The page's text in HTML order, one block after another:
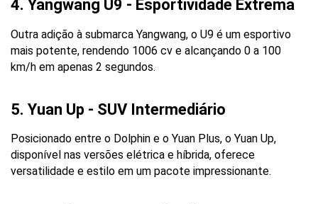
4. Yangwang U9 - Esportividade Extrema
Outra adição à submarca Yangwang, o U9 é um esportivo
mais potente, rendendo 1006 cv e alcançando 0 a 100
km/h em apenas 2 segundos.
5. Yuan Up - SUV Intermediário
Posicionado entre o Dolphin e o Yuan Plus, o Yuan Up,
disponível nas versões elétrica e híbrida, oferece
versatilidade e estilo em um pacote impressionante.